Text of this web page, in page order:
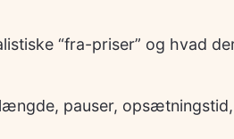
“fra-priser” og hvad
pauser,